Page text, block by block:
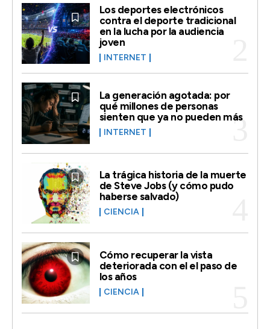
Los deportes electrónicos
contra el deporte tradicional
en la lucha por la audiencia
joven
INTERNET
La generación agotada: por
qué millones de personas
sienten que ya no pueden más
INTERNET
La trágica historia de la muerte
de Steve Jobs (y cómo pudo
haberse salvado)
CIENCIA
Cómo recuperar la vista
deteriorada con el el paso de
los años
CIENCIA